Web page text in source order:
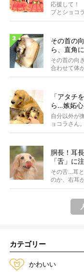
応援して！
プとショコ
ます...
その首の
ら、直角
その首の向
合わせて体
&...
「アタチ
ら…嫉妬心
自分以外が
ョコラさん
胴長！耳
「舌」に
その舌…耳
のか、右耳
カテゴリー
かわいい